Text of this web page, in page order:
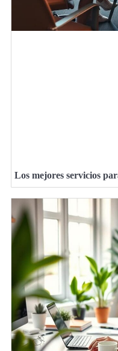
Los mejores servicios